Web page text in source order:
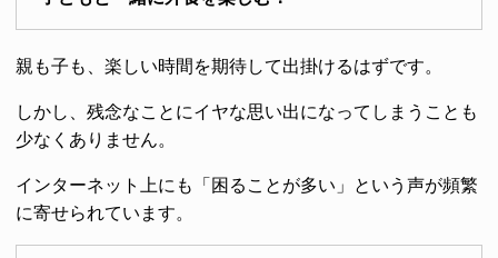
親も子も、楽しい時間を期待して出掛けるはずです。
しかし、残念なことにイヤな思い出になってしまうことも
少なくありません。
インターネット上にも「困ることが多い」という声が頻繁
に寄せられています。